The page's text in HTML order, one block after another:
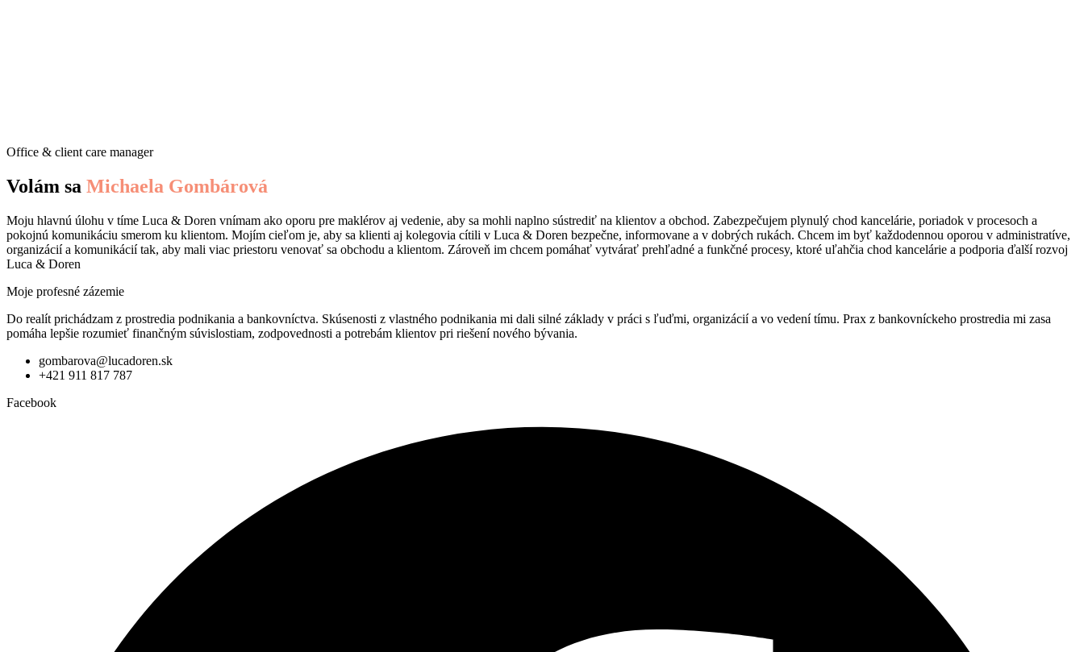
Office & client care manager
Volám sa Michaela Gombárová
Moju hlavnú úlohu v tíme Luca & Doren vnímam ako oporu pre maklérov aj vedenie, aby sa mohli naplno sústrediť na klientov a obchod. Zabezpečujem plynulý chod kancelárie, poriadok v procesoch a
pokojnú komunikáciu smerom ku klientom. Mojím cieľom je, aby sa klienti aj kolegovia cítili v Luca & Doren bezpečne, informovane a v dobrých rukách. Chcem im byť každodennou oporou v administratíve,
organizácií a komunikácií tak, aby mali viac priestoru venovať sa obchodu a klientom. Zároveň im chcem pomáhať vytvárať prehľadné a funkčné procesy, ktoré uľahčia chod kancelárie a podporia ďalší rozvoj
Luca & Doren
Moje profesné zázemie
Do realít prichádzam z prostredia podnikania a bankovníctva. Skúsenosti z vlastného podnikania mi dali silné základy v práci s ľuďmi, organizácií a vo vedení tímu. Prax z bankovníckeho prostredia mi zasa
pomáha lepšie rozumieť finančným súvislostiam, zodpovednosti a potrebám klientov pri riešení nového bývania.
gombarova@lucadoren.sk
+421 911 817 787
Facebook